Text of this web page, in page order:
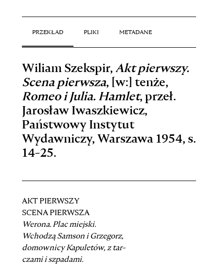
PRZEKŁAD PLIKI METADANE
Wiliam Szekspir, Akt pierwszy.
Scena pierwsza, [w:] tenże,
Romeo i Julia. Hamlet, przeł.
Jarosław Iwaszkiewicz,
Państwowy Instytut
Wydawniczy, Warszawa 1954, s.
14-25.
AKT PIERWSZY
SCENA PIERWSZA
Werona. Plac miejski.
WchodząSamsoni Grzegorz,
domownicy Kapuletów, z tar-
czami i szpadami.